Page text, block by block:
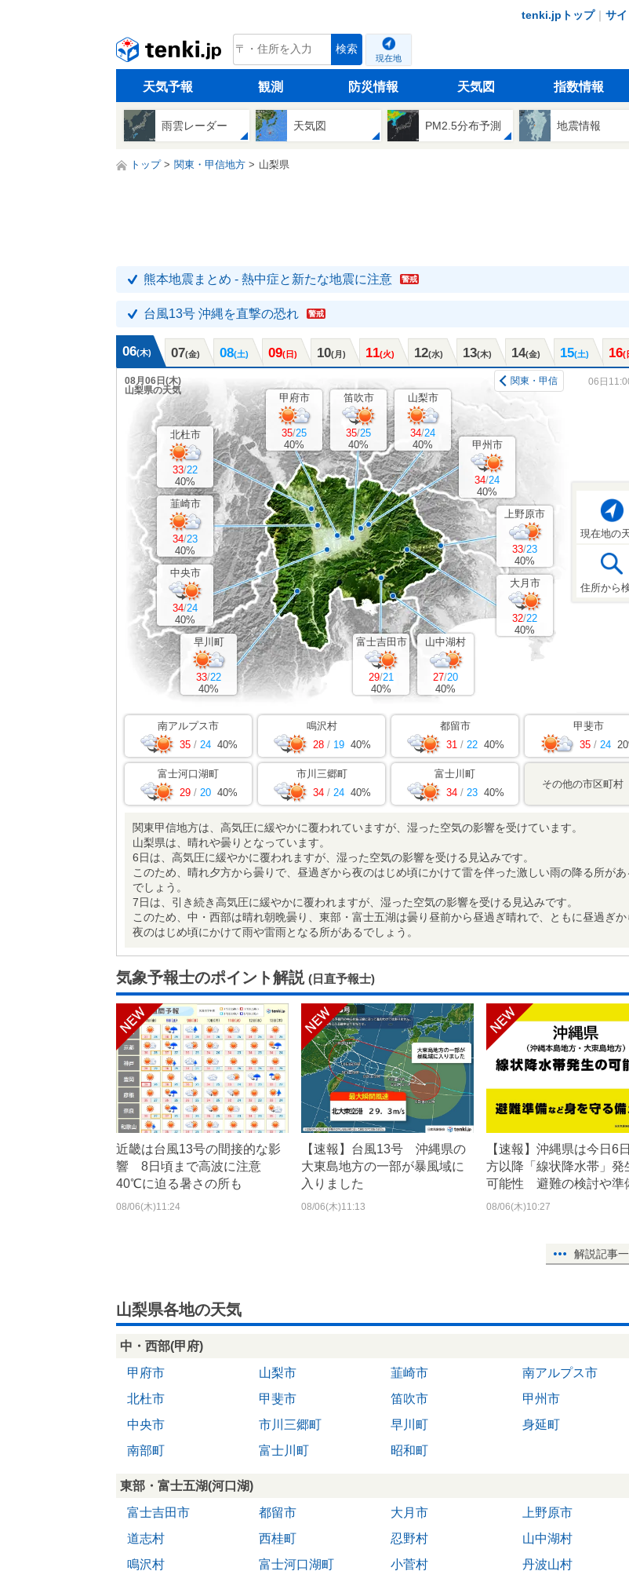
tenki.jpトップ｜ サ
tenki.jp 検索
現在地
天気予報 観測 防災情報 天気図 指数情報
雨雲レーダー 天気図 PM2.5分布予測 地震情報
トップ 関東・甲信地方 山梨県
熊本地震まとめ - 熱中症と新たな地震に注意 警戒
台風13号 沖縄を直撃の恐れ 警戒
06(木) 07(金) 08(土) 09(日) 10(月) 11(火) 12(水) 13(木) 14(金) 15(土) 16(
06日
08月06日(木)
山梨県の天気
甲府市
35/25
40%
北杜市
33/22
40%
笛吹市
35/25
40%
上野原市
33/23
40%
富士吉田市
29/21
40%
山中湖村
27/20
40%
中央市
34/24
40%
山梨市
34/24
40%
大月市
32/22
40%
韮崎市
34/23
40%
甲州市
34/24
40%
早川町
33/22
40%
現在地の
住所から
南アルプス市
35 / 24 40%
鳴沢村
28 / 19 40%
都留市
31 / 22 40%
甲斐市
35 / 24
富士河口湖町
29 / 20 40%
市川三郷町
34 / 24 40%
富士川町
34 / 23 40%
その他の市区町村
関東甲信地方は、高気圧に緩やかに覆われていますが、湿った空気の影響を受けています。
山梨県は、晴れや曇りとなっています。
6日は、高気圧に緩やかに覆われますが、湿った空気の影響を受ける見込みです。
このため、晴れ夕方から曇りで、昼過ぎから夜のはじめ頃にかけて雷を伴った激しい雨の降る所があ
でしょう。
7日は、引き続き高気圧に緩やかに覆われますが、湿った空気の影響を受ける見込みです。
このため、中・西部は晴れ朝晩曇り、東部・富士五湖は曇り昼前から昼過ぎ晴れで、ともに昼過ぎか
夜のはじめ頃にかけて雨や雷雨となる所があるでしょう。
関東・甲信
気象予報士のポイント解説 (日直予報士)
近畿は台風13号の間接的な影
響 8日頃まで高波に注意
40℃に迫る暑さの所も
08/06(木)11:24
【速報】台風13号 沖縄県の
大東島地方の一部が暴風域に
入りました
08/06(木)11:13
【速報】沖縄県は今日6
方以降「線状降水帯」発
可能性 避難の検討や準
08/06(木)10:27
解説記事
山梨県各地の天気
中・西部(甲府)
甲府市
山梨市 韮崎市
南アルプス市
北杜市
甲斐市 笛吹市
甲州市
中央市
市川三郷町 早川町
身延町
南部町
富士川町 昭和町
東部・富士五湖(河口湖)
富士吉田市
都留市 大月市
上野原市
道志村
西桂町 忍野村
山中湖村
鳴沢村
富士河口湖町 小菅村 丹波山村